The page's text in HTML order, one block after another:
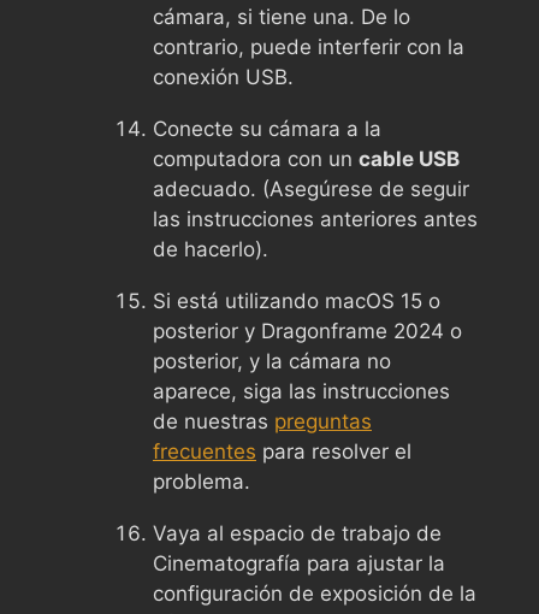
cámara, si tiene una. De lo
contrario, puede interferir con la
conexión USB.
Conecte su cámara a la
computadora con un cable USB
adecuado. (Asegúrese de seguir
las instrucciones anteriores antes
de hacerlo).
Si está utilizando macOS 15 o
posterior y Dragonframe 2024 o
posterior, y la cámara no
aparece, siga las instrucciones
de nuestras preguntas
frecuentes para resolver el
problema.
Vaya al espacio de trabajo de
Cinematografía para ajustar la
configuración de exposición de la